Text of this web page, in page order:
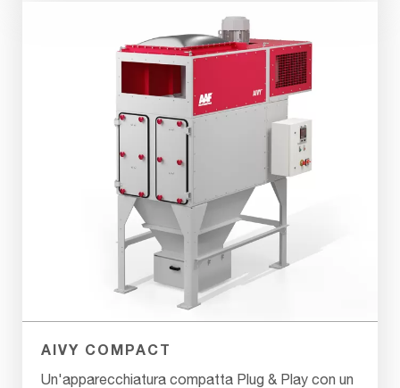
AIVY COMPACT
Un'apparecchiatura compatta Plug & Play con un